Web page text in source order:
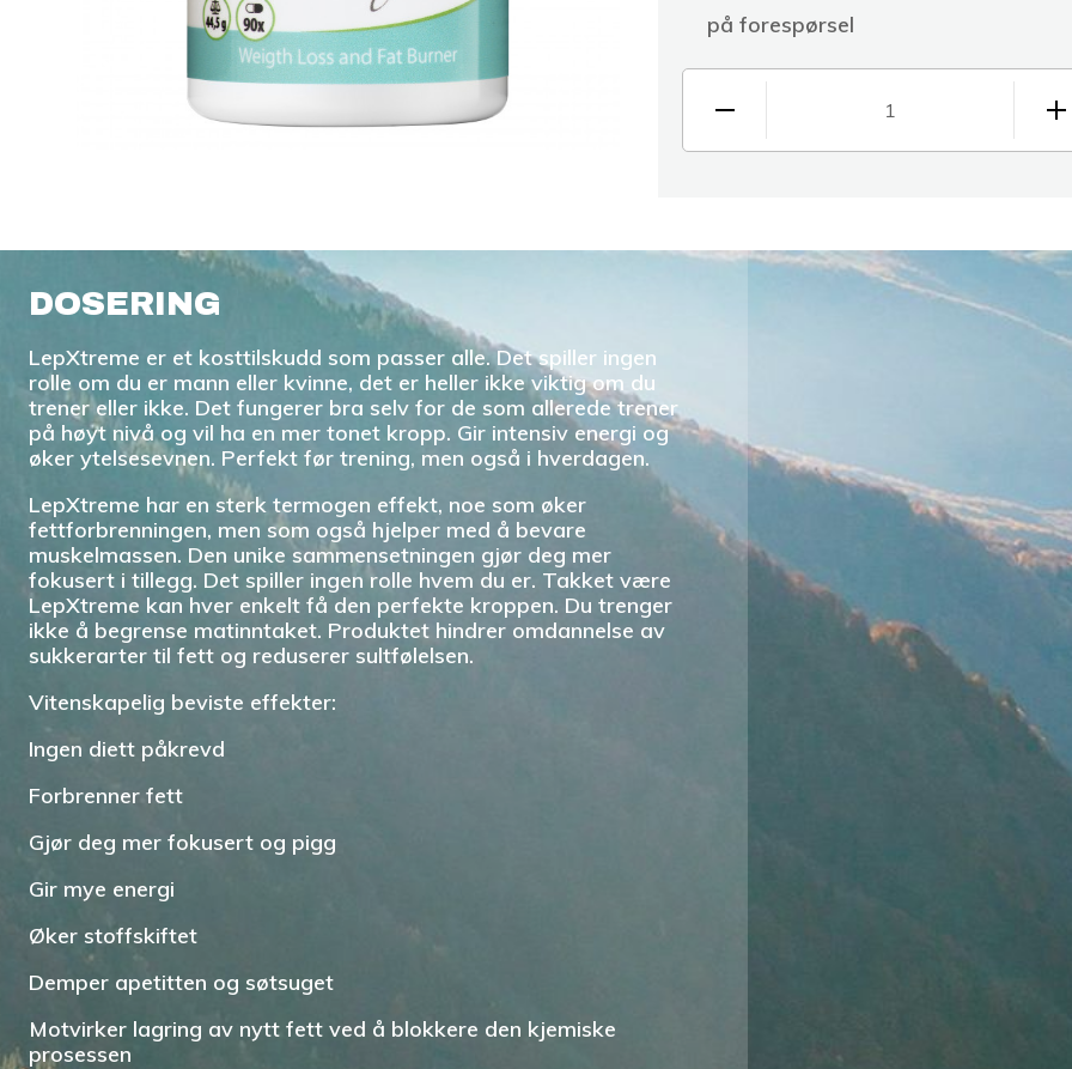
på forespørsel
1
DOSERING
LepXtreme er et kosttilskudd som passer alle. Det spiller ingen
rolle om du er mann eller kvinne, det er heller ikke viktig om du
trener eller ikke. Det fungerer bra selv for de som allerede trener
på høyt nivå og vil ha en mer tonet kropp. Gir intensiv energi og
øker ytelsesevnen. Perfekt før trening, men også i hverdagen.
LepXtreme har en sterk termogen effekt, noe som øker
fettforbrenningen, men som også hjelper med å bevare
muskelmassen. Den unike sammensetningen gjør deg mer
fokusert i tillegg. Det spiller ingen rolle hvem du er. Takket være
LepXtreme kan hver enkelt få den perfekte kroppen. Du trenger
ikke å begrense matinntaket. Produktet hindrer omdannelse av
sukkerarter til fett og reduserer sultfølelsen.
Vitenskapelig beviste effekter:
Ingen diett påkrevd
Forbrenner fett
Gjør deg mer fokusert og pigg
Gir mye energi
Øker stoffskiftet
Demper apetitten og søtsuget
Motvirker lagring av nytt fett ved å blokkere den kjemiske
prosessen